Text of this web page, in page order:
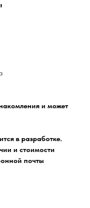
и может
в разработке.
и стоимости
почты